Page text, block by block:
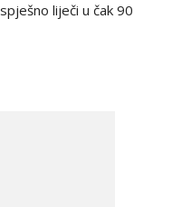
liječi u čak 90